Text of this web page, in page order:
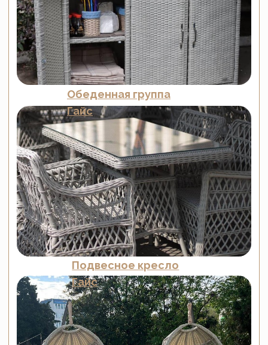
Комплект барный
Гайс
Балконная группа
Гайс
Кастриес